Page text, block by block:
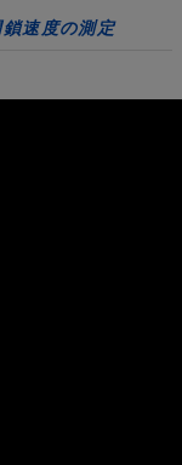
速度の測定